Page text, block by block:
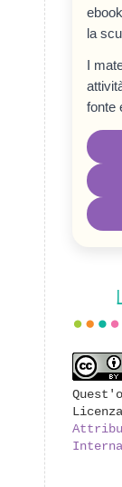
la
I
fonte
Licenza